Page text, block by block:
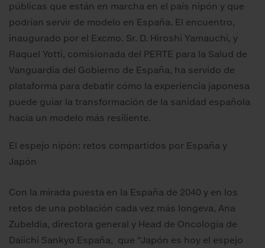
públicas que están en marcha en el país nipón y que
podrían servir de modelo en España. El encuentro,
inaugurado por el Excmo. Sr. D. Hiroshi Yamauchi, y
Raquel Yotti, comisionada del PERTE para la Salud de
Vanguardia del Gobierno de España, ha servido de
plataforma para debatir cómo la experiencia japonesa
puede guiar la transformación de la sanidad española
hacia un modelo más resiliente.
El espejo nipón: retos compartidos por España y
Japón
Con la mirada puesta en la España de 2040 y en los
retos de una población cada vez más longeva, Ana
Zubeldia, directora general y Head de Oncología de
Daiichi Sankyo España, que “Japón es hoy el espejo